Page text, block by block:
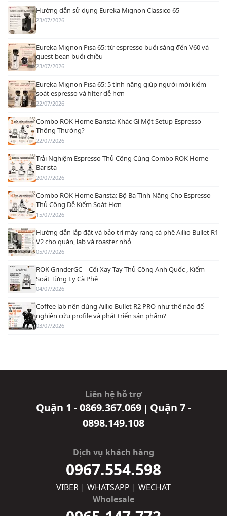
Hướng dẫn sử dụng Eureka Mignon Classico 65
23/07/2026
Eureka Mignon Pisa 65: từ espresso buổi sáng đến V60 và
guest bean buổi chiều
23/07/2026
Eureka Mignon Pisa 65: 5 tính năng giúp người mới kiểm
soát espresso và filter dễ hơn
22/07/2026
Combo ROK Home Barista Khác Gì Một Setup Espresso
Thông Thường?
22/07/2026
Trải Nghiệm Espresso Thủ Công Cùng Combo ROK Home
Barista
20/07/2026
Combo ROK Home Barista: Bộ Ba Tính Năng Cho Espresso
Thủ Công Dễ Kiểm Soát Hơn
15/07/2026
Hướng dẫn lắp đặt và bảo trì máy rang cà phê Aillio Bullet R1
V2 cho quán, lab và roaster nhỏ
05/07/2026
ROK GrinderGC – Cối Xay Tay Thủ Công Anh Quốc , Kiểm
Soát Từng Ly Cà Phê
04/07/2026
Coffee lab nên dùng Aillio Bullet R2 PRO như thế nào để
nghiên cứu profile và phát triển sản phẩm?
03/07/2026
Liên hệ hỗ trợ
Quận 1 - 0869.367.069 | Quận 7 -
0898.149.108
Dịch vụ khách hàng
0967.554.598
VIBER | WHATSAPP | WECHAT
Wholesale